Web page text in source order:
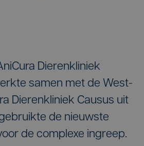
Dierenkliniek
samen met de West-
Dierenkliniek Causus uit
de nieuwste
de complexe ingreep.